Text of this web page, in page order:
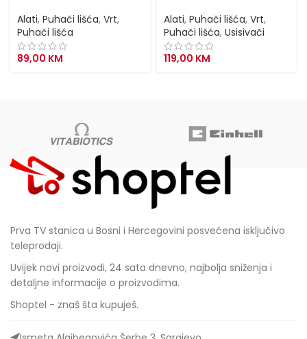
Alati, Puhači lišća, Vrt,
Puhači lišća
89,00 KM
Alati, Puhači lišća, Vrt,
Puhači lišća, Usisivači
119,00 KM
Prva TV stanica u Bosni i Hercegovini posvećena isključivo
teleprodaji.
Uvijek novi proizvodi, 24 sata dnevno, najbolja sniženja i
detaljne informacije o proizvodima.
Shoptel - znaš šta kupuješ.